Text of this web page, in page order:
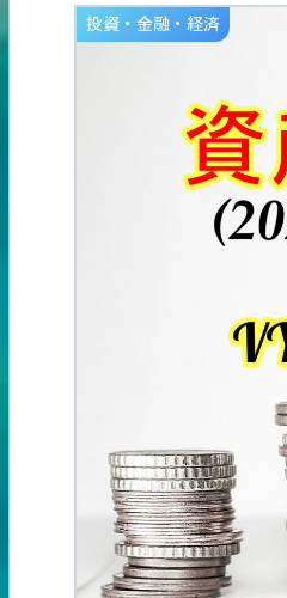
投資・金融・経済